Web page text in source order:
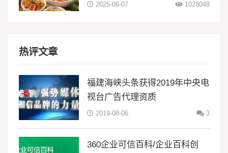
2025-06-07 1028048
热评文章
福建海峡头条获得2019年中央电
视台广告代理资质
2019-08-06 3
360企业可信百科/企业百科创